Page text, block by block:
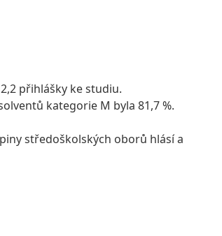
přihlášky ke studiu.
kategorie M byla 81,7 %.
středoškolských oborů hlásí a